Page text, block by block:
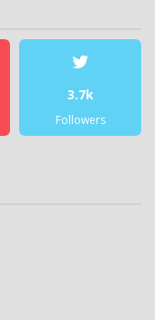
3.7k
Followers